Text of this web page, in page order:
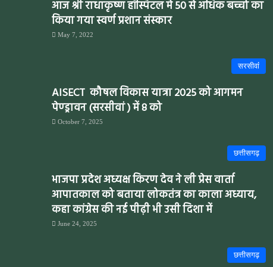
आज श्री राधाकृष्ण हॉस्पिटल मे 50 से अधिक बच्चो का
किया गया स्वर्ण प्रशान संस्कार
May 7, 2022
सरसीवांं
AISECT कौषल विकास यात्रा 2025 को आगमन
पेण्ड्रावन (सरसीवां ) में 8 को
October 7, 2025
छत्तीसगढ़
भाजपा प्रदेश अध्यक्ष किरण देव ने ली प्रेस वार्ता
आपातकाल को बताया लोकतंत्र का काला अध्याय,
कहा कांग्रेस की नई पीढ़ी भी उसी दिशा में
June 24, 2025
छत्तीसगढ़